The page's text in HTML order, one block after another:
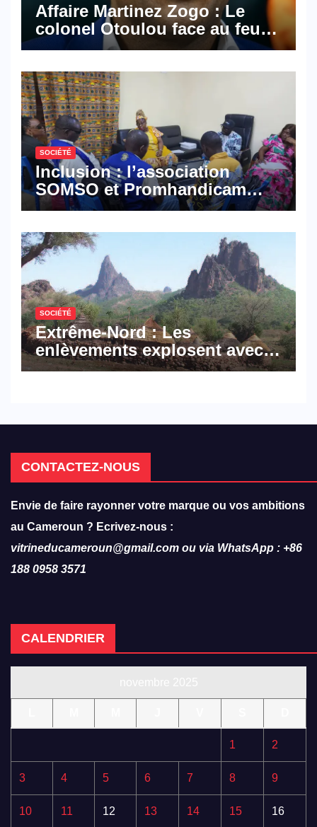
Affaire Martinez Zogo : Le
colonel Otoulou face au feu
croisé des avocats de la
SOCIÉTÉ
Inclusion : l’association
SOMSO et Promhandicam
militent en faveur d’une
hôtellerie-restauration
SOCIÉTÉ
Extrême-Nord : Les
enlèvements explosent avec
308 victimes en trois mois
CONTACTEZ-NOUS
Envie de faire rayonner votre marque ou vos ambitions
au Cameroun ? Ecrivez-nous :
vitrineducameroun@gmail.com ou via WhatsApp : +86
188 0958 3571
CALENDRIER
1 2
3 4 5 6 7 8 9
10 11 12 13 14 15 16